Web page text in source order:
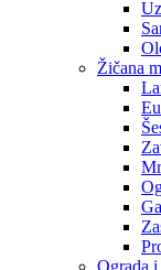
Žičana
Ograda